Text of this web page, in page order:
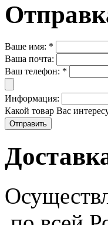
Ваше имя: *
Ваша почта:
Ваш телефон: *
Информация:
Какой товар Вас